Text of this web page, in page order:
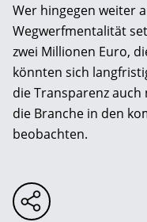
Wer hingegen weiter
Wegwerfmentalität
zwei Millionen Euro,
könnten sich
die Transparenz
die Branche in den
beobachten.